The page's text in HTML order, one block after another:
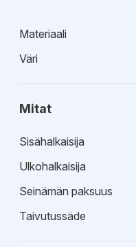
Materiaali
Väri
Mitat
Sisähalkaisija
Ulkohalkaisija
Seinämän paksuus
Taivutussäde